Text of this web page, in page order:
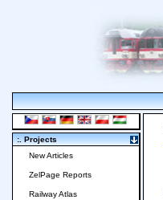
:. Projects
New Articles
ZelPage Reports
Railway Atlas